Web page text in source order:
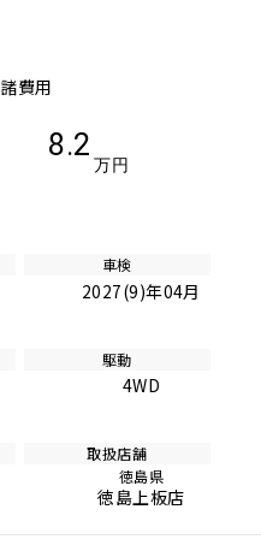
諸費用
8.2
万円
車検
2027(9)年04月
駆動
4WD
取扱店舗
徳島県
徳島上板店